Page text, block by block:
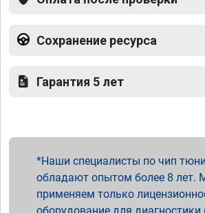
Сохранение ресурса
Гарантия 5 лет
Наши специалисты по чип
обладают опытом более 8 лет.
применяем только